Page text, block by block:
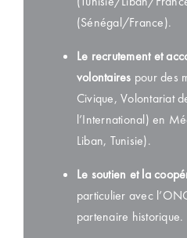
(Sénégal/France).
Le recrutement et
volontaires pour des
Civique, Volontariat
l’International) en
Liban, Tunisie).
Le soutien et la
particulier avec
partenaire historique.